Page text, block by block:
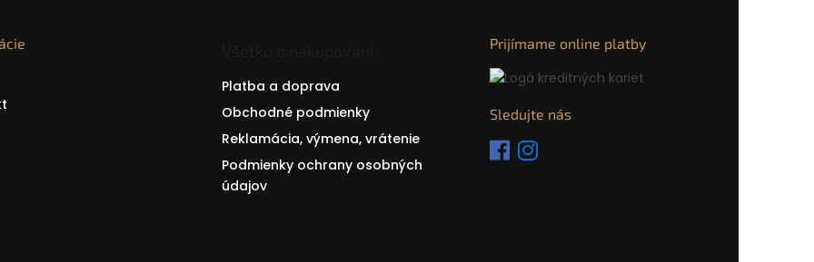
Platba a doprava
Obchodné podmienky
Reklamácia, výmena, vrátenie
Podmienky ochrany osobných
údajov
Prijímame online platby
Sledujte nás